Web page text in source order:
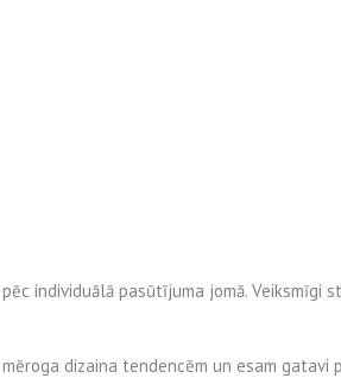
individuālā pasūtījuma jomā. Veiksmīgi
dizaina tendencēm un esam gatavi